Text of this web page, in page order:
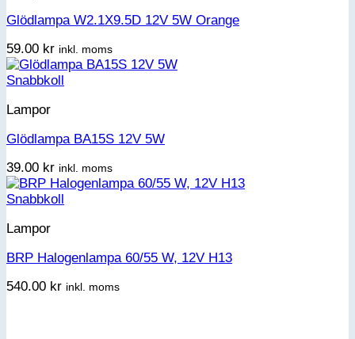
Glödlampa W2.1X9.5D 12V 5W Orange
59.00 kr inkl. moms
Snabbkoll
Lampor
Glödlampa BA15S 12V 5W
39.00 kr inkl. moms
Snabbkoll
Lampor
BRP Halogenlampa 60/55 W, 12V H13
540.00 kr inkl. moms